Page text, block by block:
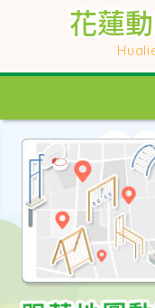
花蓮
花蓮
花蓮
花蓮